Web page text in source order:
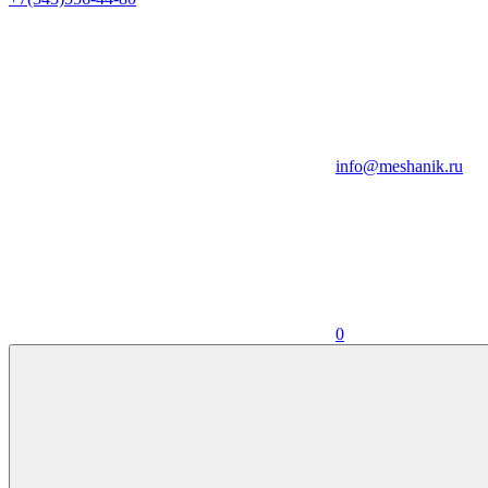
info@meshanik.ru
0